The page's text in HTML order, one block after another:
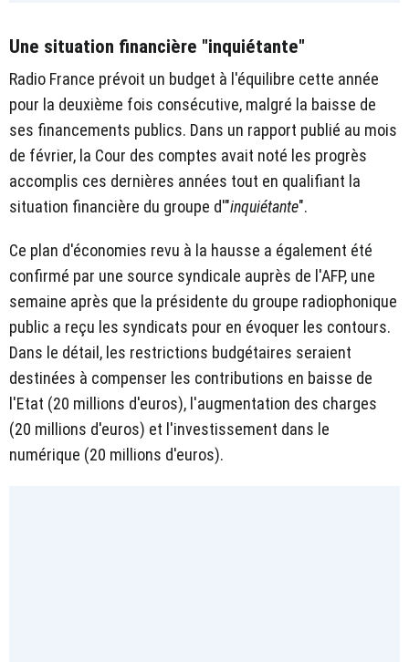
Une situation financière "inquiétante"
Radio France prévoit un budget à l'équilibre cette année
pour la deuxième fois consécutive, malgré la baisse de
ses financements publics. Dans un rapport publié au mois
de février, la Cour des comptes avait noté les progrès
accomplis ces dernières années tout en qualifiant la
situation financière du groupe d'"inquiétante".
Ce plan d'économies revu à la hausse a également été
confirmé par une source syndicale auprès de l'AFP, une
semaine après que la présidente du groupe radiophonique
public a reçu les syndicats pour en évoquer les contours.
Dans le détail, les restrictions budgétaires seraient
destinées à compenser les contributions en baisse de
l'Etat (20 millions d'euros), l'augmentation des charges
(20 millions d'euros) et l'investissement dans le
numérique (20 millions d'euros).